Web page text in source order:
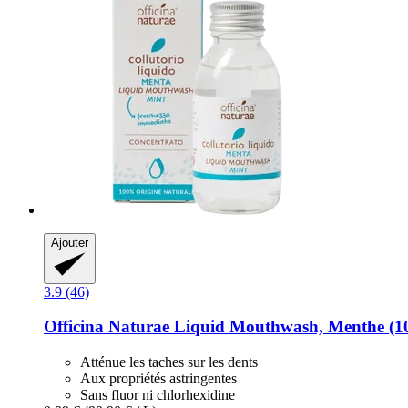
Ajouter
3.9 (46)
Officina Naturae Liquid Mouthwash, Menthe
Atténue les taches sur les dents
Aux propriétés astringentes
Sans fluor ni chlorhexidine